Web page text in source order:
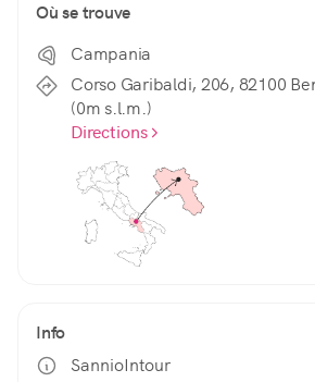
Où se trouve
Campania
Corso Garibaldi, 206, 82100
(0m s.l.m.)
Directions
Info
SannioIntour